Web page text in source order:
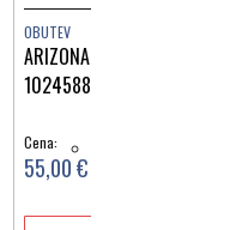
OBUTEV
ARIZONA EVA SKY BLUE
1024588
Cena:
55,00 €